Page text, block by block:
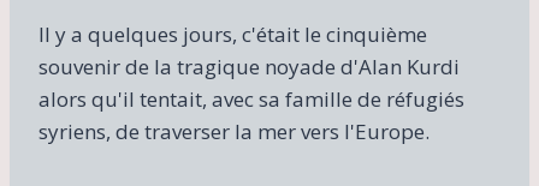
Il y a quelques jours, c'était le cinquième
souvenir de la tragique noyade d'Alan Kurdi
alors qu'il tentait, avec sa famille de réfugiés
syriens, de traverser la mer vers l'Europe.